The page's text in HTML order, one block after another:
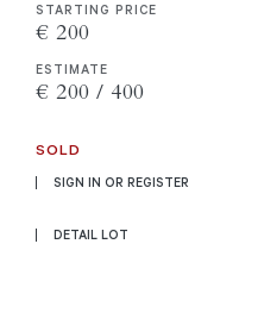
STARTING PRICE
€ 200
ESTIMATE
€ 200 / 400
SOLD
SIGN IN OR REGISTER
DETAIL LOT